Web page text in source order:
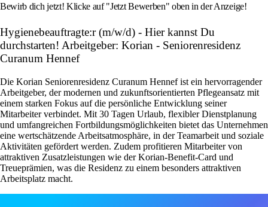
Bewirb dich jetzt! Klicke auf "Jetzt Bewerben" oben in der Anzeige!
Hygienebeauftragte:r (m/w/d) - Hier kannst Du
durchstarten! Arbeitgeber: Korian - Seniorenresidenz
Curanum Hennef
Die Korian Seniorenresidenz Curanum Hennef ist ein hervorragender
Arbeitgeber, der modernen und zukunftsorientierten Pflegeansatz mit
einem starken Fokus auf die persönliche Entwicklung seiner
Mitarbeiter verbindet. Mit 30 Tagen Urlaub, flexibler Dienstplanung
und umfangreichen Fortbildungsmöglichkeiten bietet das Unternehmen
eine wertschätzende Arbeitsatmosphäre, in der Teamarbeit und soziale
Aktivitäten gefördert werden. Zudem profitieren Mitarbeiter von
attraktiven Zusatzleistungen wie der Korian-Benefit-Card und
Treueprämien, was die Residenz zu einem besonders attraktiven
Arbeitsplatz macht.